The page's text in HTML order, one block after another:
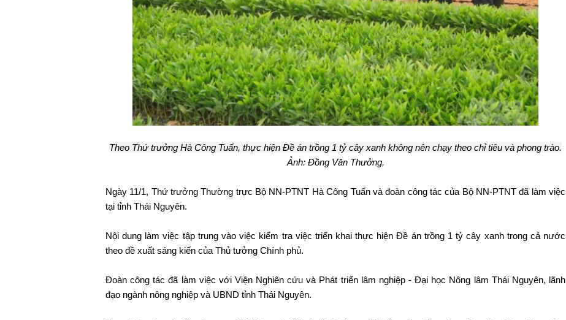
Theo Thứ trưởng Hà Công Tuấn, thực hiện Đề án trồng 1 tỷ cây xanh không nên chạy theo chỉ tiêu và phong trào.
Ảnh: Đồng Văn Thưởng.
Ngày 11/1, Thứ trưởng Thường trực Bộ NN-PTNT Hà Công Tuấn và đoàn công tác của Bộ NN-PTNT đã làm việc
tại tỉnh Thái Nguyên.
Nội dung làm việc tập trung vào việc kiểm tra việc triển khai thực hiện Đề án trồng 1 tỷ cây xanh trong cả nước
theo đề xuất sáng kiến của Thủ tưởng Chính phủ.
Đoàn công tác đã làm việc với Viện Nghiên cứu và Phát triển lâm nghiệp - Đại học Nông lâm Thái Nguyên, lãnh
đạo ngành nông nghiệp và UBND tỉnh Thái Nguyên.